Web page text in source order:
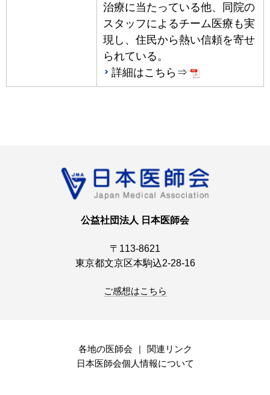
治療に当たっている他、同院の
スタッフによるチーム医療も実
現し、住民から熱い信頼を寄せ
られている。
詳細はこちら⇒
公益社団法人 日本医師会
〒113-8621
東京都文京区本駒込2-28-16
ご感想はこちら
各地の医師会
関連リンク
日本医師会個人情報について